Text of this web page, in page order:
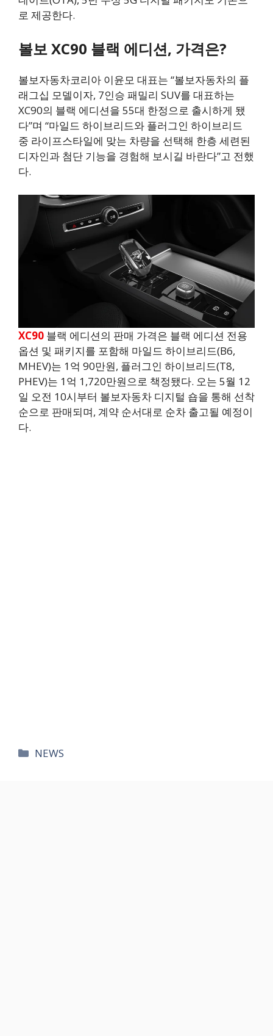
로 제공한다.
볼보 XC90 블랙 에디션, 가격은?
볼보자동차코리아 이윤모 대표는 “볼보자동차의 플
래그십 모델이자, 7인승 패밀리 SUV를 대표하는
XC90의 블랙 에디션을 55대 한정으로 출시하게 됐
다”며 “마일드 하이브리드와 플러그인 하이브리드
중 라이프스타일에 맞는 차량을 선택해 한층 세련된
디자인과 첨단 기능을 경험해 보시길 바란다”고 전했
다.
XC90 블랙 에디션의 판매 가격은 블랙 에디션 전용
옵션 및 패키지를 포함해 마일드 하이브리드(B6,
MHEV)는 1억 90만원, 플러그인 하이브리드(T8,
PHEV)는 1억 1,720만원으로 책정됐다. 오는 5월 12
일 오전 10시부터 볼보자동차 디지털 숍을 통해 선착
순으로 판매되며, 계약 순서대로 순차 출고될 예정이
다.
카
NEWS